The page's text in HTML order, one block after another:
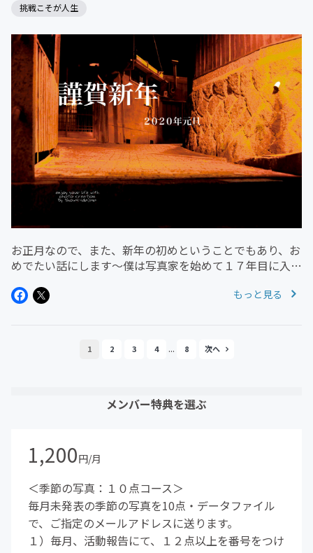
挑戦こそが人生
お正月なので、また、新年の初めということでもあり、お
めでたい話にします～僕は写真家を始めて１７年目に入り
たそんなデジタルコンテンツの時代だからこそ踏み込んだ
もっと見る
1 2 3 4 ... 8
メンバー特典を選ぶ
1,200円/月
＜季節の写真：１０点コース＞
毎月未発表の季節の写真を10点・データファイル
で、ご指定のメールアドレスに送ります。
１）毎月、活動報告にて、１２点以上を番号をつけ